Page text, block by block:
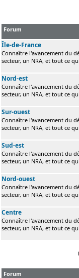
Forum
Île-de-France
Connaître l'avancement du
secteur, un NRA, et tout ce
Nord-est
Connaître l'avancement du
secteur, un NRA, et tout ce
Sur-ouest
Connaître l'avancement du
secteur, un NRA, et tout ce
Sud-est
Connaître l'avancement du
secteur, un NRA, et tout ce
Nord-ouest
Connaître l'avancement du
secteur, un NRA, et tout ce
Centre
Connaître l'avancement du
secteur, un NRA, et tout ce
Forum